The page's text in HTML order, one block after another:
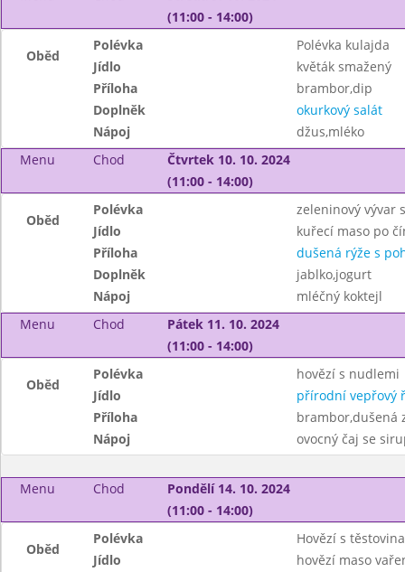
(11:00 - 14:00)
Oběd
Polévka
Polévka kulajda
Jídlo
květák smažený
Příloha
brambor,dip
Doplněk
okurkový salát
Nápoj
džus,mléko
Menu
Chod
Čtvrtek 10. 10. 2024
(11:00 - 14:00)
Oběd
Polévka
zeleninový vývar
Jídlo
kuřecí maso po
Příloha
dušená rýže s
Doplněk
jablko,jogurt
Nápoj
mléčný koktejl
Menu
Chod
Pátek 11. 10. 2024
(11:00 - 14:00)
Oběd
Polévka
hovězí s nudlemi
Jídlo
přírodní vepřový
Příloha
brambor,dušená
Nápoj
ovocný čaj se
Menu Chod
Pondělí 14. 10. 2024
(11:00 - 14:00)
Oběd
Polévka
Hovězí s
Jídlo
hovězí maso